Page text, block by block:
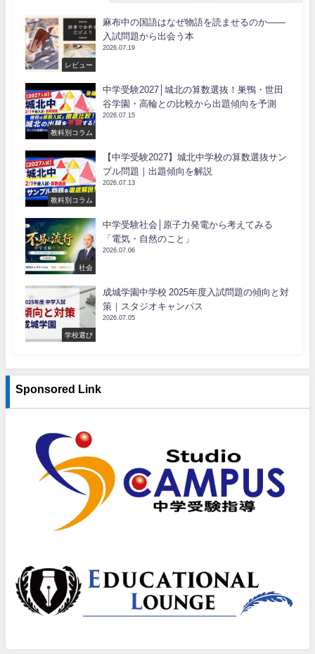
レビュー
麻布中の国語はなぜ物語を読ませるのか――
入試問題から出会う本
2026.07.19
教科別コラム
中学受験2027│城北の算数選抜！巣鴨・世田
谷学園・高輪との比較から出題傾向を予測
2026.07.15
教科別コラム
【中学受験2027】城北中学校の算数選抜サン
プル問題｜出題傾向を解説
2026.07.13
社会
中学受験社会│原子力発電から考えてみる
「電気・自然のこと」
2026.07.06
学校選び
成城学園中学校 2025年度入試問題の傾向と対
策｜スタジオキャンパス
2026.07.05
Sponsored Link